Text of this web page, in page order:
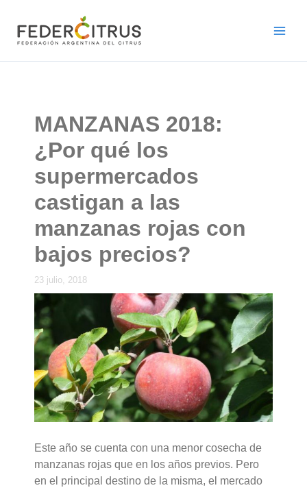
contenido
MANZANAS 2018:
¿Por qué los
supermercados
castigan a las
manzanas rojas con
bajos precios?
23 julio, 2018
Este año se cuenta con una menor cosecha de
manzanas rojas que en los años previos. Pero
en el principal destino de la misma, el mercado